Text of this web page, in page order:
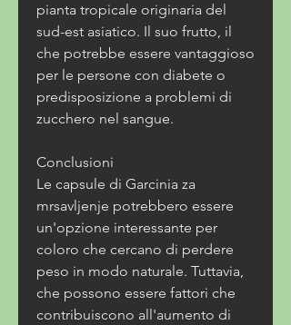
pianta tropicale originaria del
sud-est asiatico. Il suo frutto, il
che potrebbe essere vantaggioso
per le persone con diabete o
predisposizione a problemi di
zucchero nel sangue.
Conclusioni
Le capsule di Garcinia za
mrsavljenje potrebbero essere
un'opzione interessante per
coloro che cercano di perdere
peso in modo naturale. Tuttavia,
che possono essere fattori che
contribuiscono all'aumento di